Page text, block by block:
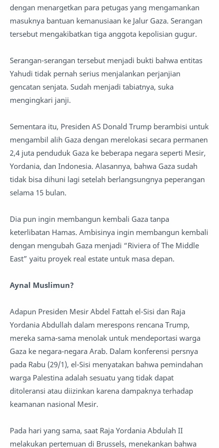
dengan menargetkan para petugas yang mengamankan
masuknya bantuan kemanusiaan ke Jalur Gaza. Serangan
tersebut mengakibatkan tiga anggota kepolisian gugur.
Serangan-serangan tersebut menjadi bukti bahwa entitas
Yahudi tidak pernah serius menjalankan perjanjian
gencatan senjata. Sudah menjadi tabiatnya, suka
mengingkari janji.
Sementara itu, Presiden AS Donald Trump berambisi untuk
mengambil alih Gaza dengan merelokasi secara permanen
2,4 juta penduduk Gaza ke beberapa negara seperti Mesir,
Yordania, dan Indonesia. Alasannya, bahwa Gaza sudah
tidak bisa dihuni lagi setelah berlangsungnya peperangan
selama 15 bulan.
Dia pun ingin membangun kembali Gaza tanpa
keterlibatan Hamas. Ambisinya ingin membangun kembali
dengan mengubah Gaza menjadi “Riviera of The Middle
East” yaitu proyek real estate untuk masa depan.
Aynal Muslimun?
Adapun Presiden Mesir Abdel Fattah el-Sisi dan Raja
Yordania Abdullah dalam merespons rencana Trump,
mereka sama-sama menolak untuk mendeportasi warga
Gaza ke negara-negara Arab. Dalam konferensi persnya
pada Rabu (29/1), el-Sisi menyatakan bahwa pemindahan
warga Palestina adalah sesuatu yang tidak dapat
ditoleransi atau diizinkan karena dampaknya terhadap
keamanan nasional Mesir.
Pada hari yang sama, saat Raja Yordania Abdulah II
melakukan pertemuan di Brussels, menekankan bahwa